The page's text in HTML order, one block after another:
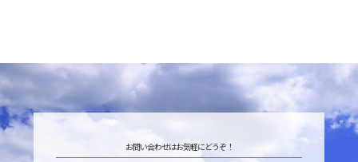
お問い合わせはお気軽にどうぞ！